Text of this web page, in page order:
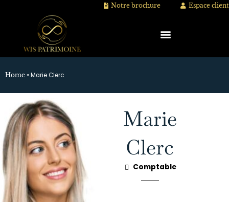
Notre brochure Espace client
Home »Marie Clerc
Marie
Clerc
Comptable